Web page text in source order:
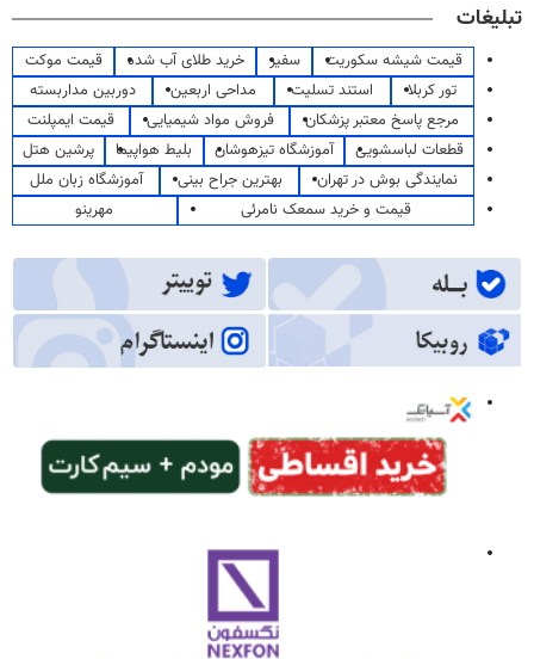
تبلیغات
قیمت شیشه سکوریت سفیر خرید طلای آب شده
قیمت موکت
تور کربلا
استند تسلیت مداحی اربعین
دوربین مداربسته
مرجع پاسخ معتبر پزشکان
فروش مواد شیمیایی
قیمت ایمپلنت
قطعات لباسشویی
آموزشگاه تیزهوشان بلیط هواپیما
پرشین هتل
نمایندگی بوش در تهران
بهترین جراح بینی
آموزشگاه زبان ملل
قیمت و خرید سمعک نامرئی
مهرینو